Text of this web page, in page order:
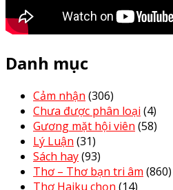
Danh mục
Cảm nhận (306)
Chưa được phân loại (4)
Gương mặt hội viên (58)
Lý Luận (31)
Sách hay(93)
Thơ – Thơ bạn tri âm (860)
Thơ Haiku chọn (14)